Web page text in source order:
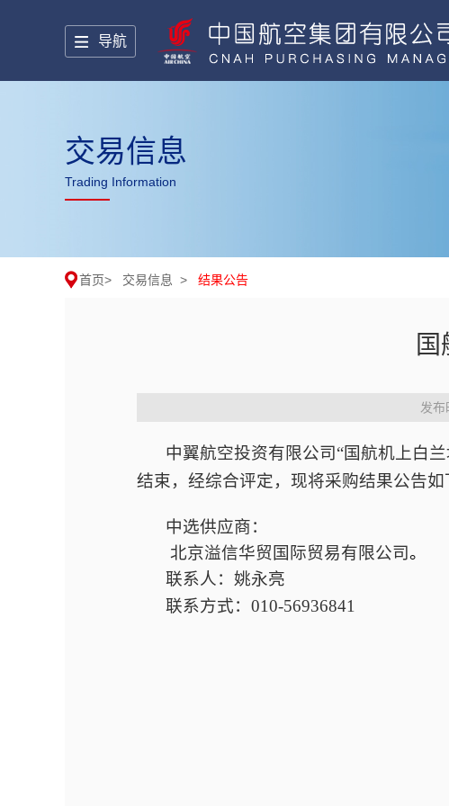
导航
交易信息
Trading Information
首页> 交易信息 > 结果公告
发
中翼航空投资有限公司“国航机上白
结束，经综合评定，现将采购结果公告如
中选供应商：
北京溢信华贸国际贸易有限公司。
联系人： 姚永亮
联系方式： 010-56936841